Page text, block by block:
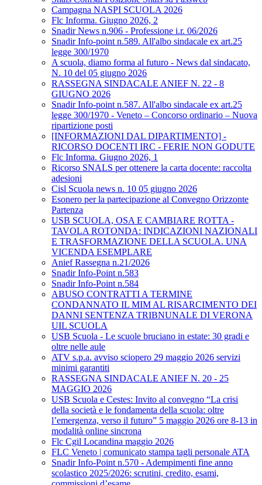
Campagna NASPI SCUOLA 2026
Flc Informa. Giugno 2026, 2
Snadir News n.906 - Professione i.r. 06/2026
Snadir Info-point n.589. All'albo sindacale ex art.25
legge 300/1970
A scuola, diamo forma al futuro - News dal sindacato,
N. 10 del 05 giugno 2026
RASSEGNA SINDACALE ANIEF N. 22 - 8
GIUGNO 2026
Snadir Info-point n.587. All'albo sindacale ex art.25
legge 300/1970 - Veneto – Concorso ordinario – Nuova
ripartizione posti
[INFORMAZIONI DAL DIPARTIMENTO] -
RICORSO DOCENTI IRC - FERIE NON GODUTE
Flc Informa. Giugno 2026, 1
Ricorso SNALS per ottenere la carta docente: raccolta
adesioni
Cisl Scuola news n. 10 05 giugno 2026
Esonero per la partecipazione al Convegno Orizzonte
Partenza
USB SCUOLA, OSA E CAMBIARE ROTTA -
TAVOLA ROTONDA: INDICAZIONI NAZIONALI
E TRASFORMAZIONE DELLA SCUOLA. UNA
VICENDA ESEMPLARE
Anief Rassegna n.21/2026
Snadir Info-Point n.583
Snadir Info-Point n.584
ABUSO CONTRATTI A TERMINE
CONDANNATO IL MIM AL RISARCIMENTO DEI
DANNI SENTENZA TRIBNUNALE DI VERONA
UIL SCUOLA
USB Scuola - Le scuole bruciano in estate: 30 gradi e
oltre nelle aule
ATV s.p.a. avviso sciopero 29 maggio 2026 servizi
minimi garantiti
RASSEGNA SINDACALE ANIEF N. 20 - 25
MAGGIO 2026
USB Scuola e Cestes: Invito al convegno “La crisi
della società e le fondamenta della scuola: oltre
l’emergenza, verso il futuro” 5 maggio 2026 ore 8-13 in
modalità online sincrona
Flc Cgil Locandina maggio 2026
FLC Veneto | comunicato stampa tagli personale ATA
Snadir Info-Point n.570 - Adempimenti fine anno
scolastico 2025/2026: scrutini, credito, esami,